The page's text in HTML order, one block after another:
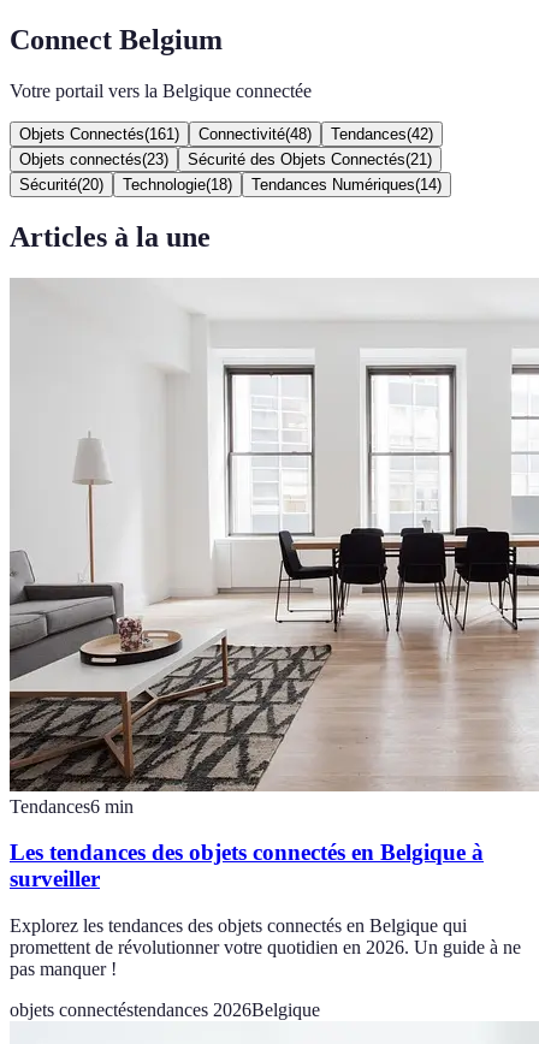
Connect Belgium
Votre portail vers la Belgique connectée
Objets Connectés(161 ) Connectivité(48) Tendances(42)
Objets connectés(23) Sécurité des Objets Connectés(21 )
Sécurité(20) Technologie(18) Tendances Numériques(14)
Articles à la une
Tendances6 min
Les tendances des objets connectés en Belgique à
surveiller
Explorez les tendances des objets connectés en Belgique qui
promettent de révolutionner votre quotidien en 2026. Un guide à ne
pas manquer !
objets connectéstendances 2026Belgique